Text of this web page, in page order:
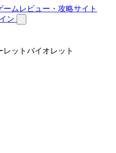
ン
ットバイオレット